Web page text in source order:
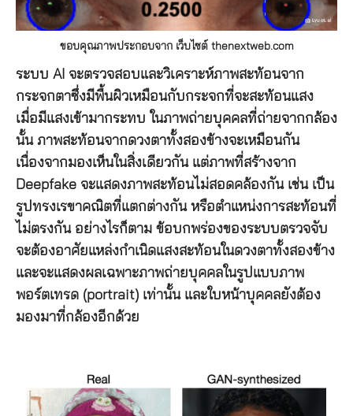
ขอบคุณภาพประกอบจาก เว็บไซต์ thenextweb.com
ระบบ AI จะตรวจสอบและวิเคราะห์ภาพสะท้อนจาก
กระจกตาซึ่งมีพื้นผิวเหมือนกับกระจกที่จะสะท้อนแสง
เมื่อมีแสงเข้ามากระทบ ในภาพถ่ายบุคคลที่ถ่ายจากกล้อง
นั้น ภาพสะท้อนจากดวงตาทั้งสองข้างจะเหมือนกัน
เนื่องจากมองเห็นในสิ่งเดียวกัน แต่ภาพที่สร้างจาก
Deepfake จะแสดงภาพสะท้อนไม่สอดคล้องกัน เช่น เป็น
รูปทรงเรขาคณิตที่แตกต่างกัน หรือตำแหน่งการสะท้อนที่
ไม่ตรงกัน อย่างไรก็ตาม ข้อบกพร่องของระบบตรวจจับ
จะต้องอาศัยแหล่งกำเนิดแสงสะท้อนในดวงตาทั้งสองข้าง
และจะแสดงผลเฉพาะภาพถ่ายบุคคลในรูปแบบภาพ
พอร์ตเทรด (portrait) เท่านั้น และใบหน้าบุคคลยังต้อง
มองมาที่กล้องอีกด้วย